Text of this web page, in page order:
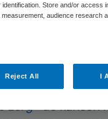
de uitdaging
banen in 2022,
Potentieel
zorg- de kansen
Store and/or access
audience research
Reject All I